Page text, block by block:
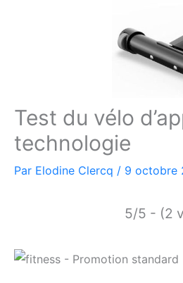
Test du vélo
technologie
Par Elodine Clercq / 9 octobre
5/5 - (2